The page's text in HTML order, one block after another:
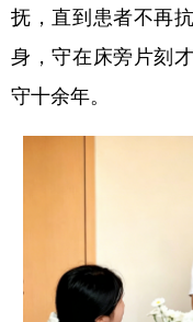
抚，直到患者不再
身，守在床旁片刻
守十余年。